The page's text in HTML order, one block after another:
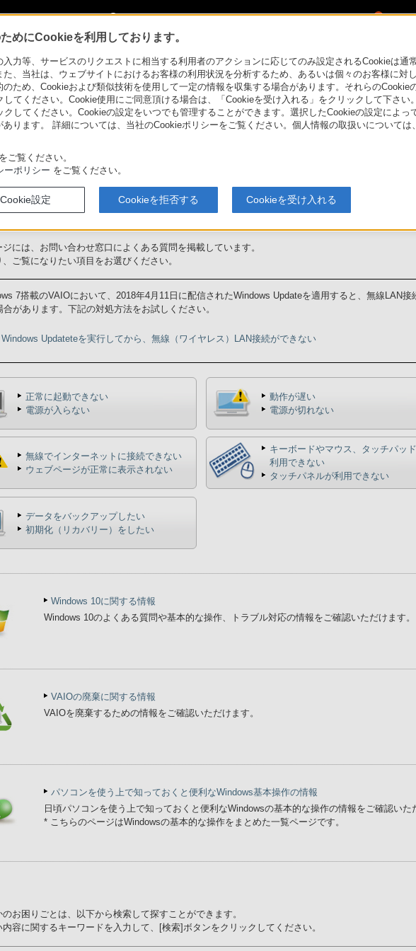
0
ター VAIO® > 困ったときは（Q&A）
ーター VAIO サポート・お問い合わせ
ときは（Q&A）
には、お問い合わせ窓口によくある質問を掲載しています。
ご覧になりたい項目をお選びください。
7搭載のVAIOにおいて、2018年4月11日に配信されたWindows Updateを適用すると、無線LAN接
合があります。下記の対処方法をお試しください。
Windows Updateteを実行してから、無線（ワイヤレス）LAN接続ができない
正常に起動できない
電源が入らない
動作が遅い
電源が切れない
無線でインターネットに接続できない
ウェブページが正常に表示されない
キーボードやマウス、タッチパッ
利用できない
タッチパネルが利用できない
データをバックアップしたい
初期化（リカバリー）をしたい
Windows 10に関する情報
Windows 10のよくある質問や基本的な操作、トラブル対応の情報をご確認いただけます。
VAIOの廃棄に関する情報
VAIOを廃棄するための情報をご確認いただけます。
パソコンを使う上で知っておくと便利なWindows基本操作の情報
日頃パソコンを使う上で知っておくと便利なWindowsの基本的な操作の情報をご確認いた
* こちらのページはWindowsの基本的な操作をまとめた一覧ページです。
お困りごとは、以下から検索して探すことができます。
内容に関するキーワードを入力して、[検索]ボタンをクリックしてください。
めにCookieを利用しております。
力等、サービスのリクエストに相当する利用者のアクションに応じてのみ設定されるCookieは通
、当社は、ウェブサイトにおけるお客様の利用状況を分析するため、あるいは個々のお客様に対
ため、Cookieおよび類似技術を使用して一定の情報を収集する場合があります。それらのCookie
てください。Cookie使用にご同意頂ける場合は、「Cookieを受け入れる」をクリックして下さい
してください。Cookieの設定をいつでも管理することができます。選択したCookieの設定によっ
ります。 詳細については、当社のCookieポリシーをご覧ください。個人情報の取扱いについては
ご覧ください。
ーポリシー をご覧ください。
Cookie設定 Cookieを拒否する Cookieを受け入れる